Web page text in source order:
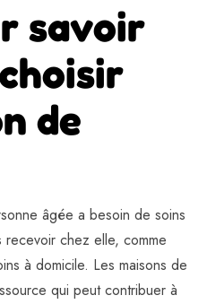
savoir
de
âgée a besoin de soins
recevoir chez elle, comme
à domicile. Les maisons de
qui peut contribuer à